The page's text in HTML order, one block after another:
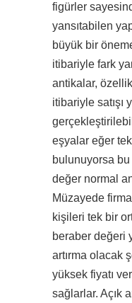
figürler
yansıtabilen
büyük bir
itibariyle fark
antikalar,
itibariyle satışı
eşyalar eğer
bulunuyorsa
değer normal
Müzayede
kişileri tek bir
beraber değeri
artırma olacak
yüksek fiyatı
sağlarlar. Açık